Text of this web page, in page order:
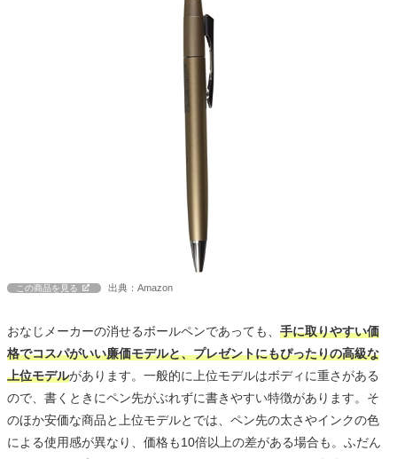
この商品を見る 出典：Amazon
おなじメーカーの消せるボールペンであっても、 手に取りやすい価
格でコスパがいい廉価モデルと、プレゼントにもぴったりの高級な
上位モデルがあります。一般的に上位モデルはボディに重さがある
ので、書くときにペン先がぶれずに書きやすい特徴があります。そ
のほか安価な商品と上位モデルとでは、ペン先の太さやインクの色
による使用感が異なり、価格も10倍以上の差がある場合も。ふだん